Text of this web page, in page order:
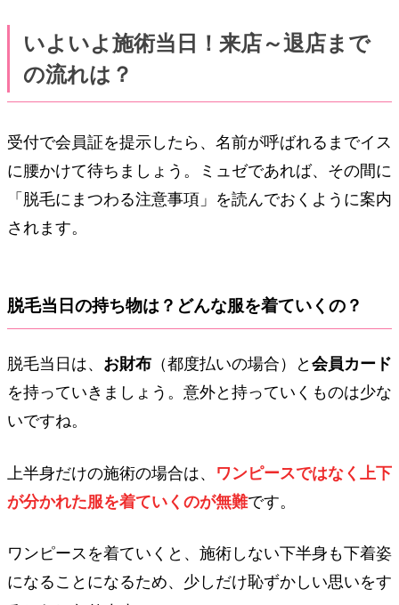
いよいよ施術当日！来店～退店まで
の流れは？
受付で会員証を提示したら、名前が呼ばれるまでイス
に腰かけて待ちましょう。ミュゼであれば、その間に
「脱毛にまつわる注意事項」を読んでおくように案内
されます。
脱毛当日の持ち物は？どんな服を着ていくの？
脱毛当日は、 お財布 （都度払いの場合）と 会員カード
を持っていきましょう。意外と持っていくものは少な
いですね。
上半身だけの施術の場合は、 ワンピースではなく上下
が分かれた服を着ていくのが無難です。
ワンピースを着ていくと、施術しない下半身も下着姿
になることになるため、少しだけ恥ずかしい思いをす